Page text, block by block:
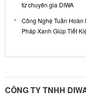
từ chuyên gia DIWA
Công Nghệ Tuần Hoàn
Pháp Xanh Giúp Tiết
CÔNG TY TNHH